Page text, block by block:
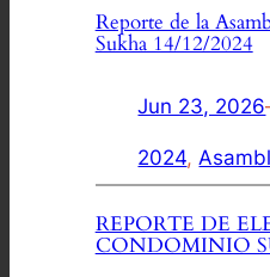
Reporte de la
Sukha 14/12/2024
Jun 23, 2026
2024,
REPORTE DE
CONDOMINIO